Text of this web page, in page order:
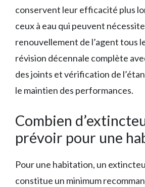
conservent leur efficacité plus
ceux à eau qui peuvent
renouvellement de l’agent tous
révision décennale complète
des joints et vérification de
le maintien des performances.
Combien
prévoir pour une
Pour une habitation, un
constitue un minimum